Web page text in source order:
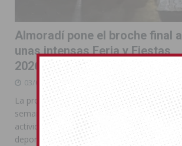
Almoradí pone el broche final a
unas intensas Feria y Fiestas
2026
03/08/2026
La programación reunió durante más de una
semana actos institucionales, conciertos,
actividades familiares, competiciones
deportivas y las celebraciones de Moros y